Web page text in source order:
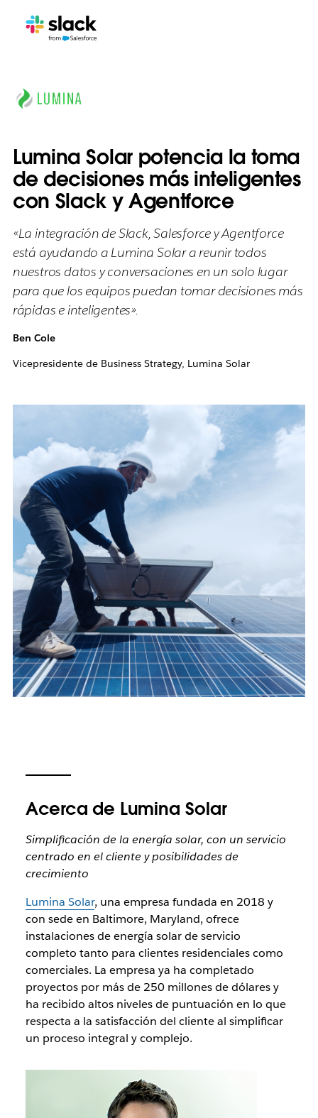
Lumina Solar potencia la toma
de decisiones más inteligentes
con Slack y Agentforce
«La integración de Slack, Salesforce y Agentforce
está ayudando a Lumina Solar a reunir todos
nuestros datos y conversaciones en un solo lugar
para que los equipos puedan tomar decisiones más
rápidas e inteligentes».
Ben Cole
Vicepresidente de Business Strategy, Lumina Solar
Acerca de Lumina Solar
Simplificación de la energía solar, con un servicio
centrado en el cliente y posibilidades de
crecimiento
Lumina Solar, una empresa fundada en 2018 y
con sede en Baltimore, Maryland, ofrece
instalaciones de energía solar de servicio
completo tanto para clientes residenciales como
comerciales. La empresa ya ha completado
proyectos por más de 250 millones de dólares y
ha recibido altos niveles de puntuación en lo que
respecta a la satisfacción del cliente al simplificar
un proceso integral y complejo.